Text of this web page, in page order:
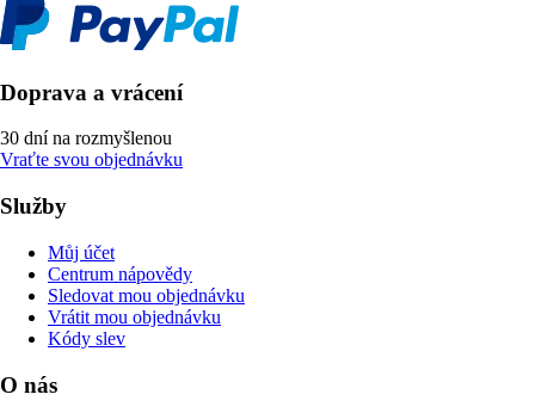
Doprava a vrácení
30 dní na rozmyšlenou
Vraťte svou objednávku
Služby
Můj účet
Centrum nápovědy
Sledovat mou objednávku
Vrátit mou objednávku
Kódy slev
O nás